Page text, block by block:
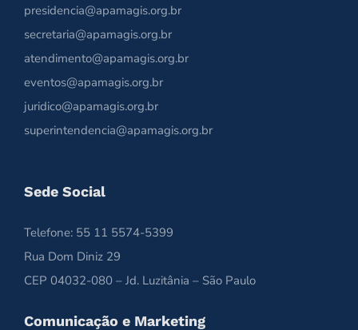
presidencia@apamagis.org.br
secretaria@apamagis.org.br
atendimento@apamagis.org.br
eventos@apamagis.org.br
juridico@apamagis.org.br
superintendencia@apamagis.org.br
Sede Social
Telefone: 55 11 5574-5399
Rua Dom Diniz 29
CEP 04032-080 – Jd. Luzitânia – São Paulo
Comunicação e Marketing